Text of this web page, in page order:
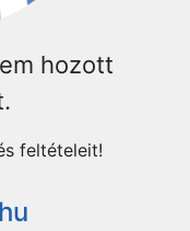
hozott
feltételeit!